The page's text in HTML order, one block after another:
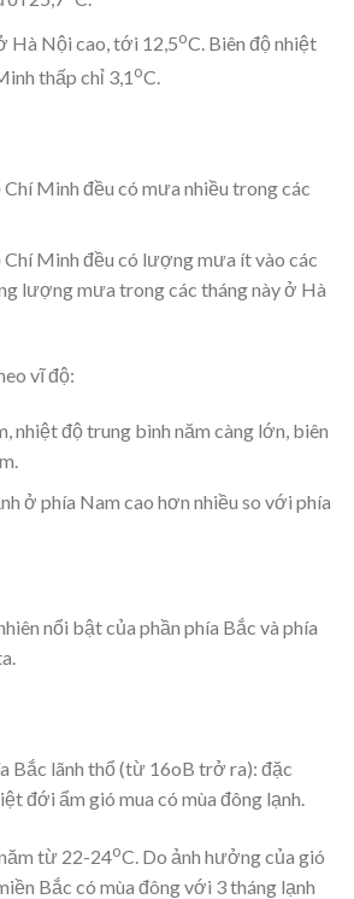
Hà Nội cao, tới 12,5oC. Biên độ nhiệt
thấp chỉ 3,1oC.
Minh đều có mưa nhiều trong các
Chí Minh đều có lượng mưa ít vào các
lượng mưa trong các tháng này ở Hà
vĩ độ:
nhiệt độ trung bình năm càng lớn, biên
ở phía Nam cao hơn nhiều so với phía
nổi bật của phần phía Bắc và phía
Bắc lãnh thổ (từ 16oB trở ra): đặc
đới ẩm gió mua có mùa đông lạnh.
từ 22-24oC. Do ảnh hưởng của gió
Bắc có mùa đông với 3 tháng lạnh